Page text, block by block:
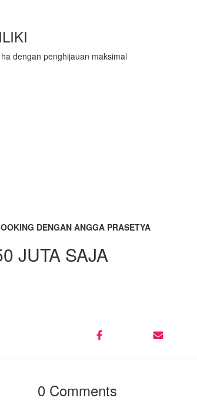
dengan penghijauan maksimal
DENGAN ANGGA PRASETYA
JUTA SAJA
0 Comments